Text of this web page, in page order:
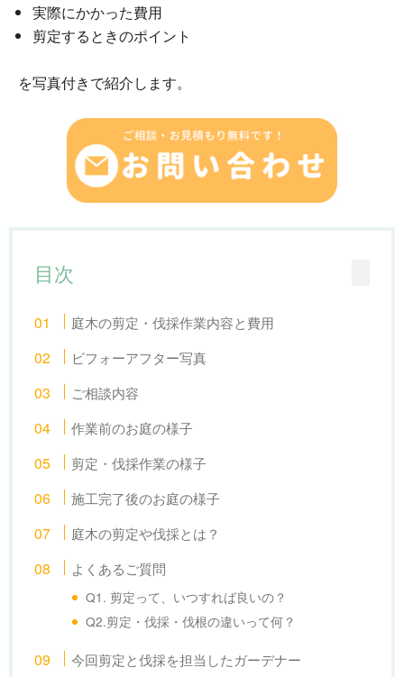
実際にかかった費用
剪定するときのポイント
を写真付きで紹介します。
目次
庭木の剪定・伐採作業内容と費用
ビフォーアフター写真
ご相談内容
作業前のお庭の様子
剪定・伐採作業の様子
施工完了後のお庭の様子
庭木の剪定や伐採とは？
よくあるご質問
Q1. 剪定って、いつすれば良いの？
Q2.剪定・伐採・伐根の違いって何？
今回剪定と伐採を担当したガーデナー